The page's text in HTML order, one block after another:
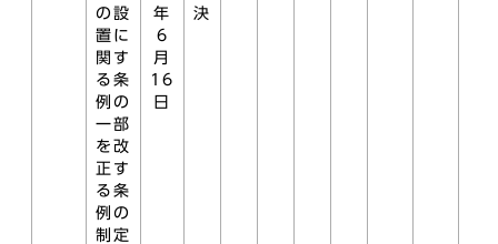
の設
置に
関す
る条
例の
一部
を改
正す
る条
例の
制定
年
6
月
16
日
決